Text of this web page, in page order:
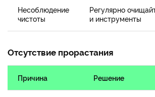
Несоблюдение
чистоты
Регулярно
и инструменты
Отсутствие прорастания
Причина Решение